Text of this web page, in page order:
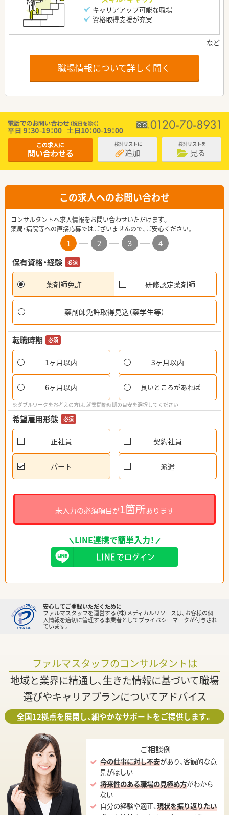
キャリアアップ可能な職場
資格取得支援が充実
職場情報について詳しく聞く
この求人に
問い合わせる
検討リストに
追加
検討リストを
見る
この求人へのお問い合わせ
コンサルタントへ求人情報をお問い合わせいただけます。
薬局・病院等への直接応募ではございませんので、ご安心ください。
1 2 3
4
保有資格・経験
必須
薬剤師免許 研修認定薬剤師
薬剤師免許取得見込（薬学生等）
転職時期 必須
1ヶ月以内 3ヶ月以内
6ヶ月以内 良いところがあれば
※ダブルワークをお考えの方は、就業開始時期の目安を選択してください
希望雇用形態 必須
正社員 契約社員
パート 派遣
未入力の必須項目が1箇所あります
LINE連携で簡単入力！
安心してご登録いただくために
ファルマスタッフを運営する（株）メディカルリソースは、お客様の個
人情報を適切に管理する事業者としてプライバシーマークが付与され
ています。
ファルマスタッフのコンサルタントは
地域と業界に精通し、生きた情報に基づいて職場
選びやキャリアプランについてアドバイス
全国12拠点を展開し、細やかなサポートをご提供します。
ご相談例
今の仕事に対し不安があり、客観的な意
見がほしい
将来性のある職場の見極め方がわから
ない
自分の経験や適正、現状を振り返りたい